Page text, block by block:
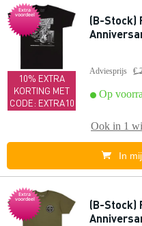
Extra
voordeel
10% EXTRA
KORTING MET
CODE: EXTRA10
(B-Stock)
Adviesprijs €
Op
Ook in 1
In
Extra
voordeel
(B-Stock)